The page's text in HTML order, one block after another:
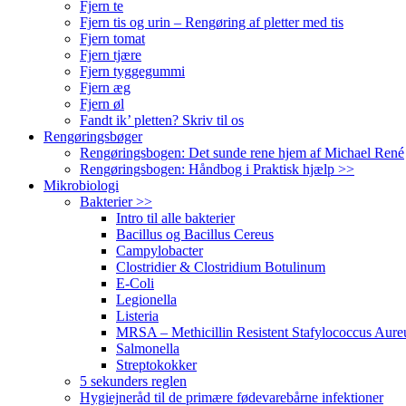
Fjern te
Fjern tis og urin – Rengøring af pletter med tis
Fjern tomat
Fjern tjære
Fjern tyggegummi
Fjern æg
Fjern øl
Fandt ik’ pletten? Skriv til os
Rengøringsbøger
Rengøringsbogen: Det sunde rene hjem af Michael René
Rengøringsbogen: Håndbog i Praktisk hjælp >>
Mikrobiologi
Bakterier >>
Intro til alle bakterier
Bacillus og Bacillus Cereus
Campylobacter
Clostridier & Clostridium Botulinum
E-Coli
Legionella
Listeria
MRSA – Methicillin Resistent Stafylococcus
Salmonella
Streptokokker
5 sekunders reglen
Hygiejneråd til de primære fødevarebårne infektioner